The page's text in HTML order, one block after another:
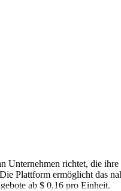
Unternehmen richtet, die
Plattform ermöglicht das
ab $ 0,16 pro Einheit.